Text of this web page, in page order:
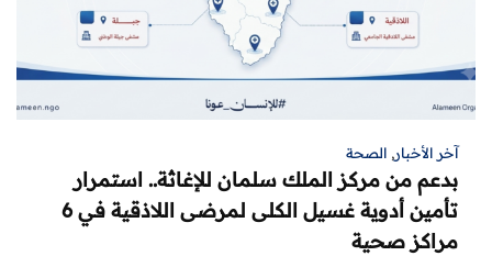
آخر الأخبار, الصحة
بدعم من مركز الملك سلمان للإغاثة.. استمرار
تأمين أدوية غسيل الكلى لمرضى اللاذقية في 6
مراكز صحية